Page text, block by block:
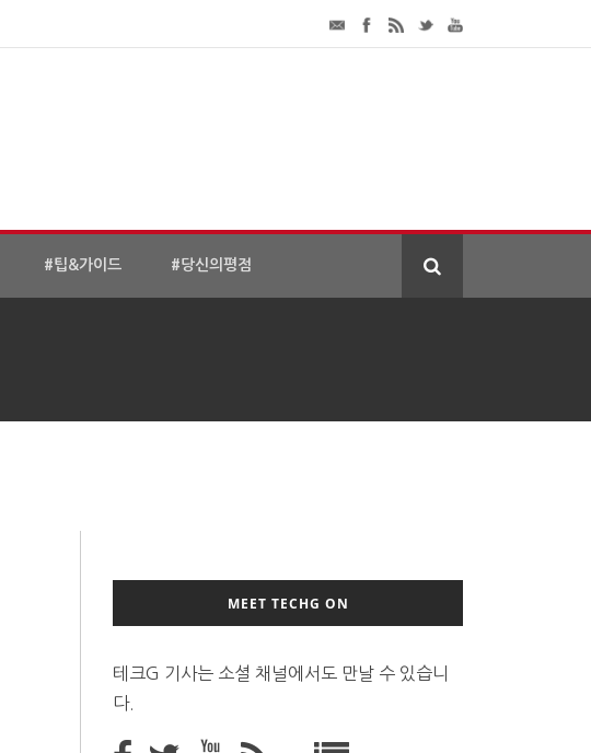
#팁&가이드 #당신의평점
MEET TECHG ON
테크G 기사는 소셜 채널에서도 만날 수 있습니
다.